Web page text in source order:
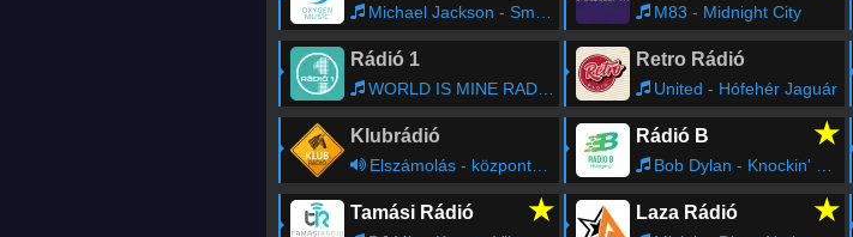
Michael Jackson - Smooth Criminal M83 - Midnight City
Rádió 1
WORLD IS MINE RADIO SHOW - REGÁN LILI
Retro Rádió
United - Hófehér Jaguár
Klubrádió
Elszámolás - központosítás, lojalitás és a függetlenség ára (ism.)
Rádió B ★
Bob Dylan - Knockin' On Heaven's Door
Tamási Rádió ★ Laza Rádió ★